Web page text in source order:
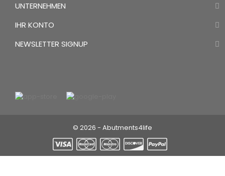
UNTERNEHMEN
IHR KONTO
NEWSLETTER SIGNUP
© 2026 - Abutments4life